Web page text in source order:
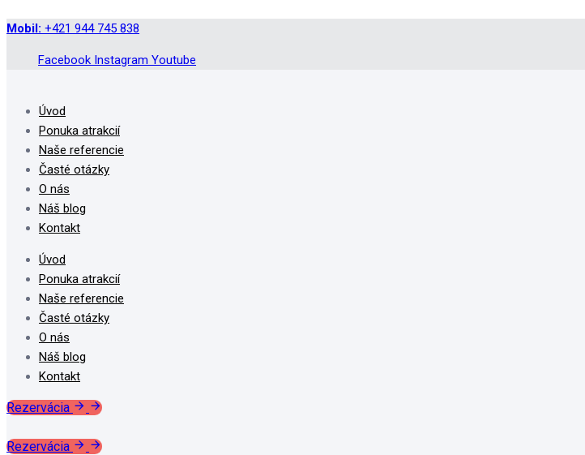
Mobil: +421 944 745 838
Facebook Instagram Youtube
Úvod
Ponuka atrakcií
Naše referencie
Časté otázky
O nás
Náš blog
Kontakt
Úvod
Ponuka atrakcií
Naše referencie
Časté otázky
O nás
Náš blog
Kontakt
Rezervácia
Rezervácia